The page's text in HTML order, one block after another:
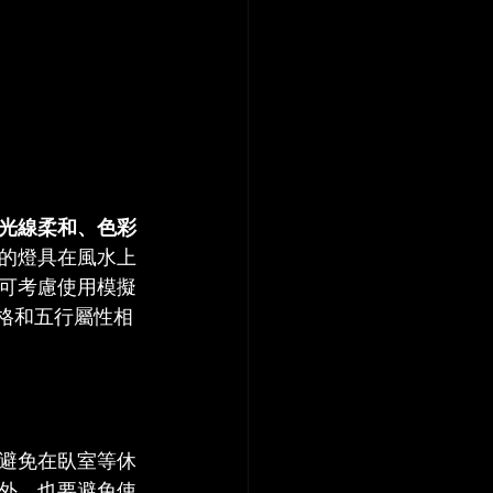
線柔和、色彩
燈具在風水上
考慮使用模擬
和五行屬性相
免在臥室等休